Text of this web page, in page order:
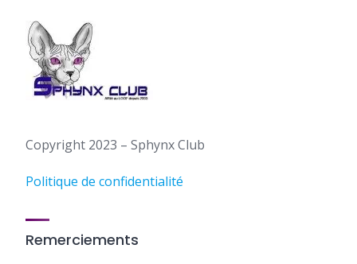
Copyright 2023 – Sphynx Club
Politique de confidentialité
Remerciements